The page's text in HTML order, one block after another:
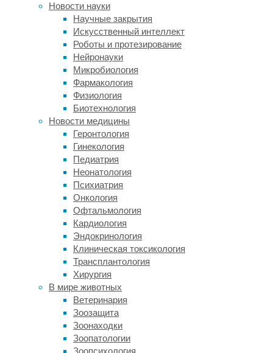
Новости науки
Научные закрытия
Искусственный интеллект
Роботы и протезирование
Нейронауки
Микробиология
Фармакология
Физиология
Биотехнология
Новости медицины
Геронтология
Гинекология
Педиатрия
Неонатология
Психиатрия
Онкология
Офтальмология
Кардиология
Эндокринология
Клиническая токсикология
Трансплантология
Хирургия
В мире животных
Ветеринария
Зоозащита
Зоонаходки
Зоопатологии
Зоопсихология
лимфобластного
лейкоза
возрасте
до
20
лет)
—
общей
сумме
более
2,44
миллиона
человек.
Статистическую
обработку
данных
проводили
методом
коксовской
пропорциональной
регрессии
рисков.
Результаты
исследования
опубликованы